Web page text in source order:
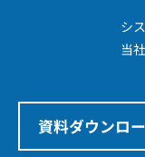
シ
当
資料ダウンロ